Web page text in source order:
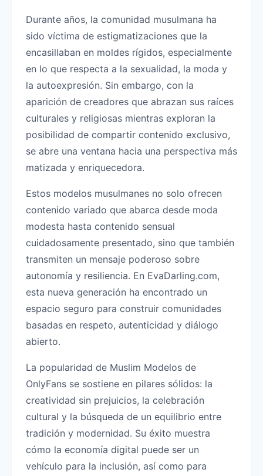
Durante años, la comunidad musulmana ha
sido víctima de estigmatizaciones que la
encasillaban en moldes rígidos, especialmente
en lo que respecta a la sexualidad, la moda y
la autoexpresión. Sin embargo, con la
aparición de creadores que abrazan sus raíces
culturales y religiosas mientras exploran la
posibilidad de compartir contenido exclusivo,
se abre una ventana hacia una perspectiva más
matizada y enriquecedora.
Estos modelos musulmanes no solo ofrecen
contenido variado que abarca desde moda
modesta hasta contenido sensual
cuidadosamente presentado, sino que también
transmiten un mensaje poderoso sobre
autonomía y resiliencia. En EvaDarling.com,
esta nueva generación ha encontrado un
espacio seguro para construir comunidades
basadas en respeto, autenticidad y diálogo
abierto.
La popularidad de Muslim Modelos de
OnlyFans se sostiene en pilares sólidos: la
creatividad sin prejuicios, la celebración
cultural y la búsqueda de un equilibrio entre
tradición y modernidad. Su éxito muestra
cómo la economía digital puede ser un
vehículo para la inclusión, así como para